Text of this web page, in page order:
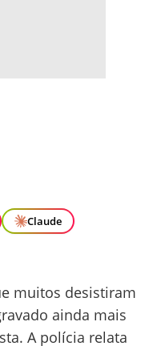
Claude
muitos desistiram
ainda mais
A polícia relata